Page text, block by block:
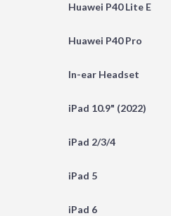
Huawei P40 Lite E
Huawei P40 Pro
In-ear Headset
iPad 10.9" (2022)
iPad 2/3/4
iPad 5
iPad 6